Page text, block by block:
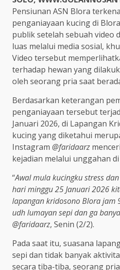
Pensiunan ASN Blora
penganiayaan kucing di
publik setelah sebuah video
luas melalui media sosial,
Video tersebut
terhadap hewan yang
oleh seorang pria saat
Berdasarkan keterangan
penganiayaan tersebut
Januari 2026, di Lapangan
kucing yang diketahui
Instagram @faridaarz
kejadian melalui unggahan
“Awal mula kucingku stress
hari minggu 25 Januari 2026
lapangan kridosono Blora jam
udh lumayan sepi dan ga
@faridaarz, Senin (2/2).
Pada saat itu, suasana
sepi dan tidak banyak
secara tiba-tiba, seorang